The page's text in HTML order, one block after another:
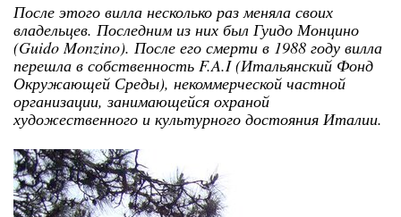
После этого вилла несколько раз меняла своих
владельцев. Последним из них был Гуидо Монцино
(Guido Monzino). После его смерти в 1988 году вилла
перешла в собственность F.A.I (Итальянский Фонд
Окружающей Среды), некоммерческой частной
организации, занимающейся охраной
художественного и культурного достояния Италии.